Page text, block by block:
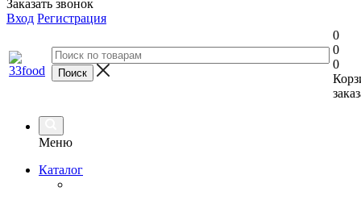
Заказать звонок
Вход Регистрация
0
0
0
Меню
Каталог